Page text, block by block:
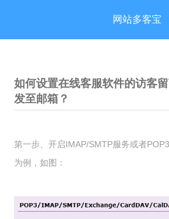
网站多客宝
如何设置在线客服软件的访客
发至邮箱？
第一步、开启IMAP/SMTP服务或者
为例，如图：